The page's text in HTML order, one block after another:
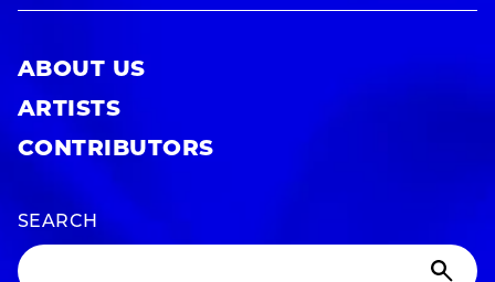
ABOUT US
ARTISTS
CONTRIBUTORS
SEARCH